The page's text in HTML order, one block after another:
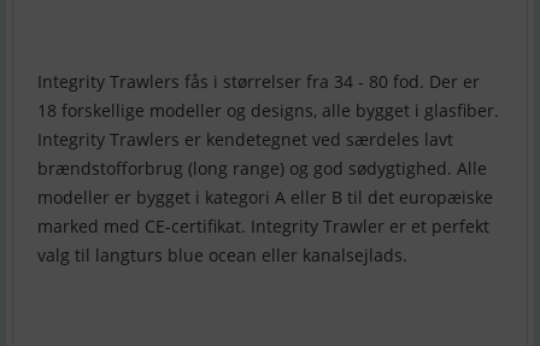
Integrity Trawlers fås i størrelser fra 34 - 80 fod. Der er
18 forskellige modeller og designs, alle bygget i glasfiber.
Integrity Trawlers er kendetegnet ved særdeles lavt
brændstofforbrug (long range) og god sødygtighed. Alle
modeller er bygget i kategori A eller B til det europæiske
marked med CE-certifikat. Integrity Trawler er et perfekt
valg til langturs blue ocean eller kanalsejlads.